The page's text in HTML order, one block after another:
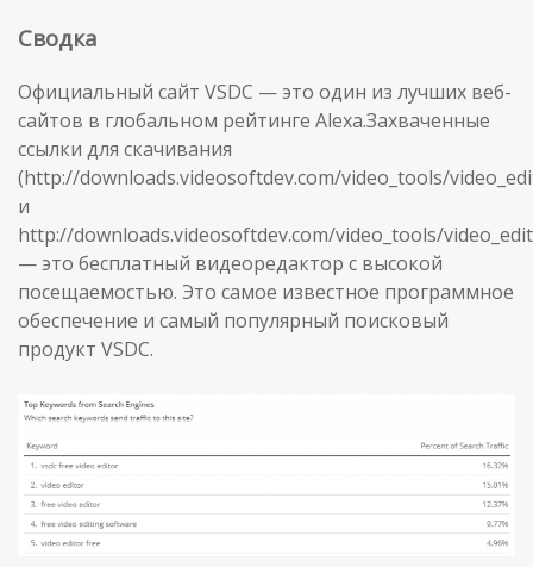
Сводка
Официальный сайт VSDC — это один из лучших веб-
сайтов в глобальном рейтинге Alexa.Захваченные
ссылки для скачивания
(http://downloads.videosoftdev.com/video_tools/
и
http://downloads.videosoftdev.com/video_tools/
— это бесплатный видеоредактор с высокой
посещаемостью. Это самое известное программное
обеспечение и самый популярный поисковый
продукт VSDC.